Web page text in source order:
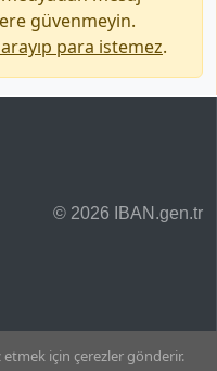
güvenmeyin.
para istemez.
© 2026 IBAN.gen.tr
için çerezler gönderir.